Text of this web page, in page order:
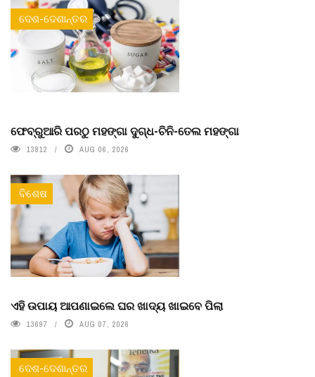
ଦେଶ-ଦେଶାନ୍ତର
ଫେବ୍ରୁଆରି ପରଠୁ ମହଙ୍ଗା ଦୁଗ୍ଧ-ଚିନି-ତେଲ ମହଙ୍ଗା
13812 AUG 06, 2026
ବିଶେଷ
ଏହି ଉପାୟ ଆପଣାଇଲେ ଘର ଖାଦ୍ୟ ଖାଇବେ ପିଲା
13697 AUG 07, 2026
ଦେଶ-ଦେଶାନ୍ତର